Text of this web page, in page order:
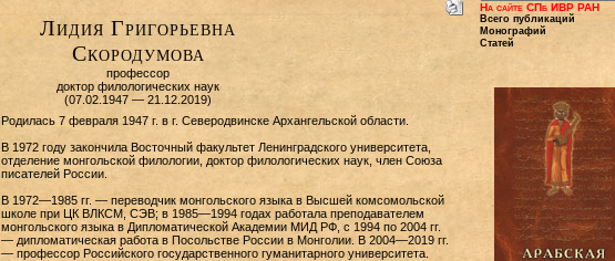
Лидия Григорьевна
Скородумова
профессор
доктор филологических наук
(07.02.1947 — 21.12.2019)
Родилась 7 февраля 1947 г. в г. Северодвинске Архангельской области.
В 1972 году закончила Восточный факультет Ленинградского университета,
отделение монгольской филологии, доктор филологических наук, член Союза
писателей России.
В 1972—1985 гг. — переводчик монгольского языка в Высшей комсомольской
школе при ЦК ВЛКСМ, СЭВ; в 1985—1994 годах работала преподавателем
монгольского языка в Дипломатической Академии МИД РФ, с 1994 по 2004 гг.
— дипломатическая работа в Посольстве России в Монголии. В 2004—2019 гг.
— профессор Российского государственного гуманитарного университета.
На сайте СПб ИВР РАН
Всего публикаций
Монографий
Статей